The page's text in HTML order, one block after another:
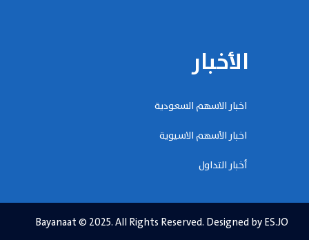
الأخبار
اخبار الاسهم السعودية
اخبار الأسهم الاسيوية
أخبار التداول
Bayanaat © 2025. All Rights Reserved. Designed by ES.JO